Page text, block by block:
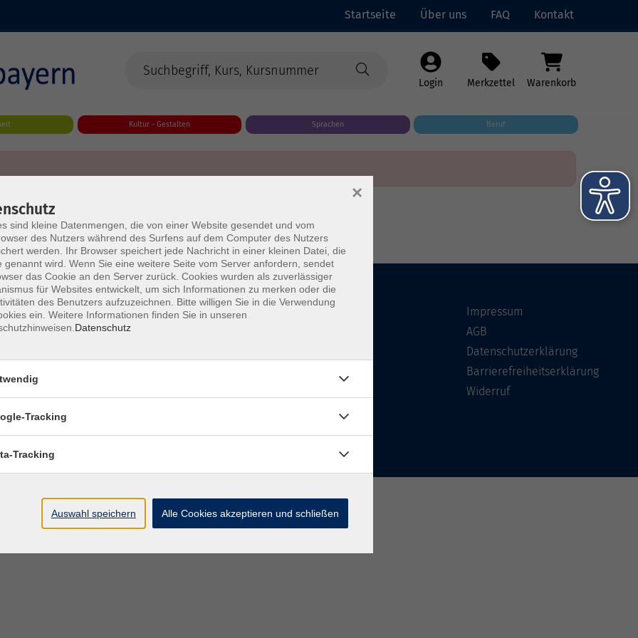
Startseite Über uns FAQ Kontakt
Login Merkzettel Warenkorb
Kultur - Gestalten Sprachen Beruf
Startseite
Impressum
AGB
Datenschutzerklärung
Barrierefreiheitserklärung
Widerruf
sind kleine Datenmengen, die von einer Website gesendet und vom
des Nutzers während des Surfens auf dem Computer des Nutzers
werden. Ihr Browser speichert jede Nachricht in einer kleinen Datei, die
genannt wird. Wenn Sie eine weitere Seite vom Server anfordern, sendet
das Cookie an den Server zurück. Cookies wurden als zuverlässiger
für Websites entwickelt, um sich Informationen zu merken oder die
des Benutzers aufzuzeichnen. Bitte willigen Sie in die Verwendung
ein. Weitere Informationen finden Sie in unseren
Datenschutz
×
Tracking
Tracking
Auswahl speichern Alle Cookies akzeptieren und schließen